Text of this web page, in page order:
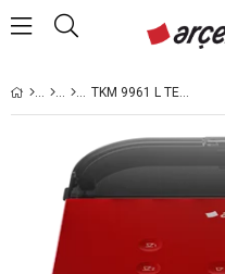
TKM 9961 L TELVE TÜRK KAHVE MAKINESI